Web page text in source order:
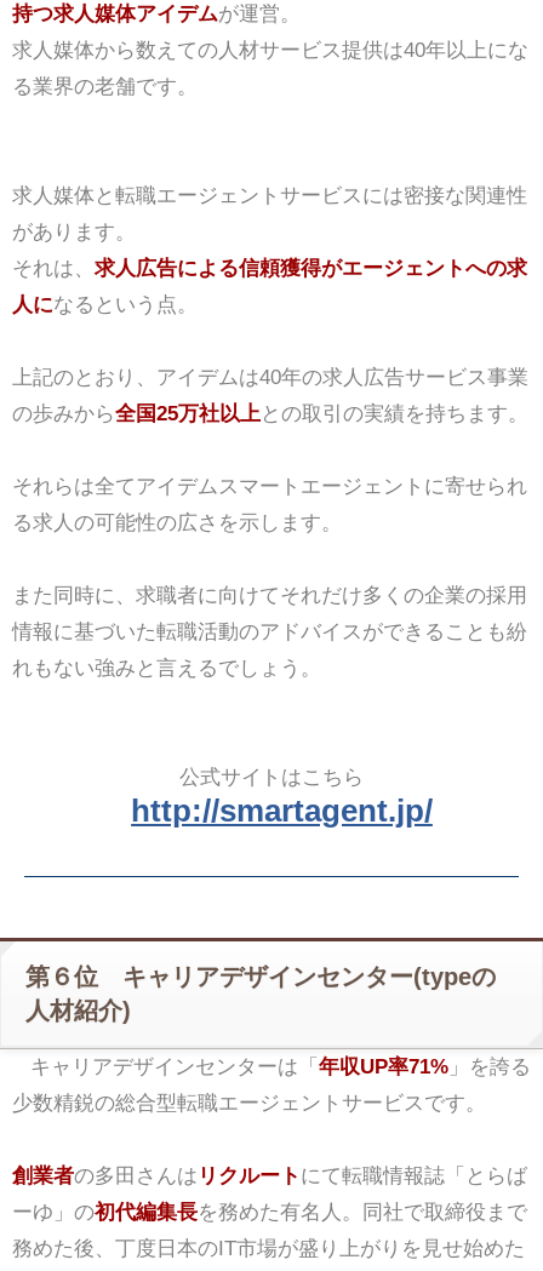
持つ求人媒体アイデムが運営。
求人媒体から数えての人材サービス提供は40年以上にな
る業界の老舗です。
求人媒体と転職エージェントサービスには密接な関連性
があります。
それは、 求人広告による信頼獲得がエージェントへの求
人になるという点。
上記のとおり、アイデムは40年の求人広告サービス事業
の歩みから全国25万社以上 との取引の実績を持ちます。
それらは全てアイデムスマートエージェントに寄せられ
る求人の可能性の広さを示します。
また同時に、求職者に向けてそれだけ多くの企業の採用
情報に基づいた転職活動のアドバイスができることも紛
れもない強みと言えるでしょう。
公式サイトはこちら
http://smartagent.jp/
第６位 キャリアデザインセンター(typeの
人材紹介)
キャリアデザインセンターは「 年収UP率71%」を誇る
少数精鋭の総合型転職エージェントサービスです。
創業者の多田さんは リクルート にて転職情報誌「とらば
ーゆ」の初代編集長を務めた有名人。同社で取締役まで
務めた後、丁度日本のIT市場が盛り上がりを見せ始めた